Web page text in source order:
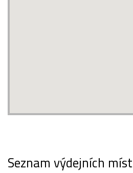
Seznam výdejních míst